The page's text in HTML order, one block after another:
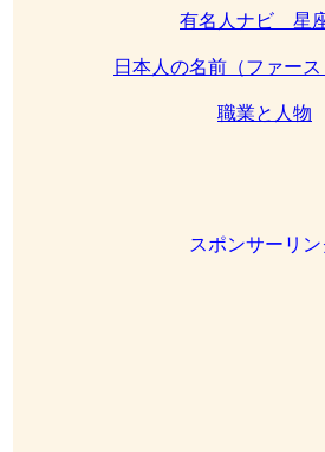
有名人ナビ 星
日本人の名前（ファース
職業と人物
スポンサーリン